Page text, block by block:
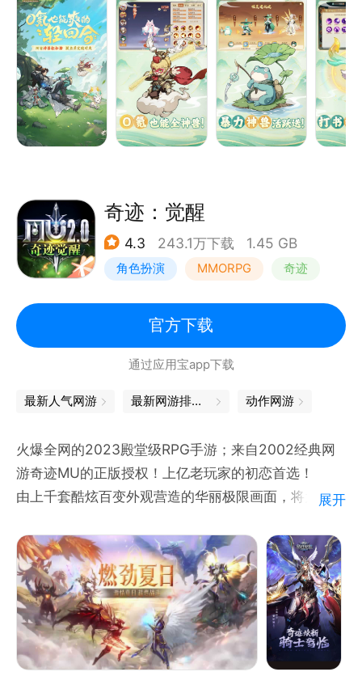
漫，也能自在成仙！
——次世代品质 新视听感受——
采用3D国风美术铺开立体丰满、宏大华丽的凡人
能享受用脑力胜出的纯粹乐趣。
在这里，你可以通过日常积累，0氪获得所有神兽；在
这里，物理群攻神兽蛙灵上线活跃就送，助你无门槛畅
爽开荒；在这里，宠物技能打书可以指定替换，不随
机、无套路，宠物轻松满技能；在这里，日常任务最快
20分钟就能挂机速通，偶尔错过的任务，还能随时上
奇迹：觉醒
4.3 243.1万下载 1.45 GB
角色扮演 MMORPG 奇迹
奇迹MU
官方下载
通过应用宝app下载
最新人气网游 最新网游排行榜 动作网游
火爆全网的2023殿堂级RPG手游；来自2002经典网
游奇迹MU的正版授权！上亿老玩家的初恋首选！
由上千套酷炫百变外观营造的华丽极限画面，将为你重
自由打宝交易的交织体验，令久远的记忆再次归来；勇
者大陆朗姆酒的香气和真红之刃的锻造声，让你一瞬间
穿梭回魔法的世界，王者再临！
深渊位面与通服竞技的魔法力量将使所有勇者齐聚于一
堂，怀揣着孕育于心中二十年的梦想再度启航！
展开